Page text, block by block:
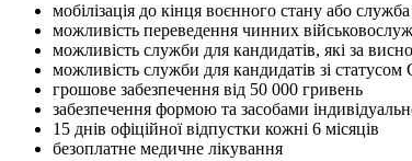
мобілізація до кінця воєнного стану або
можливість переведення чинних
можливість служби для кандидатів, які за
можливість служби для кандидатів зі статусом
грошове забезпечення від 50 000 гривень
забезпечення формою та засобами
15 днів офіційної відпустки кожні 6 місяців
безоплатне медичне лікування